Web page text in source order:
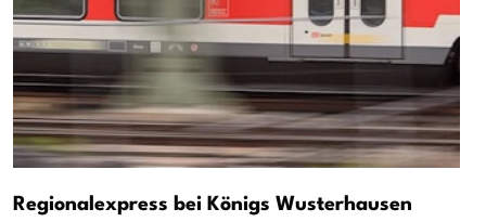
Regionalexpress bei Königs Wusterhausen